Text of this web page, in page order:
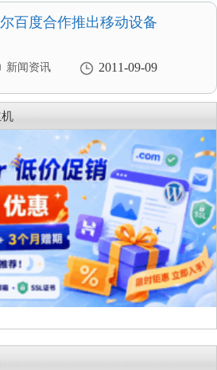
录百度合作推出移动设备
2011-09-09
分
录
新闻资讯
机